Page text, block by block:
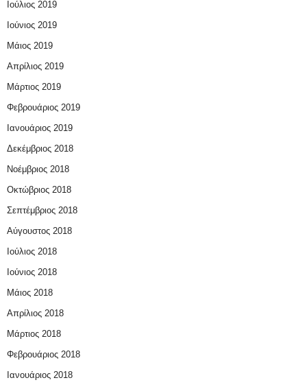
Ιούλιος 2019
Ιούνιος 2019
Μάιος 2019
Απρίλιος 2019
Μάρτιος 2019
Φεβρουάριος 2019
Ιανουάριος 2019
Δεκέμβριος 2018
Νοέμβριος 2018
Οκτώβριος 2018
Σεπτέμβριος 2018
Αύγουστος 2018
Ιούλιος 2018
Ιούνιος 2018
Μάιος 2018
Απρίλιος 2018
Μάρτιος 2018
Φεβρουάριος 2018
Ιανουάριος 2018